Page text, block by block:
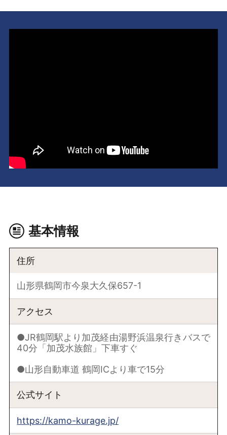
基本情報
住所
山形県鶴岡市今泉大久保657-1
アクセス
●JR鶴岡駅より加茂経由湯野浜温泉行きバスで
40分「加茂水族館」下車すぐ
●山形自動車道 鶴岡ICより車で15分
公式サイト
https://kamo-kurage.jp/